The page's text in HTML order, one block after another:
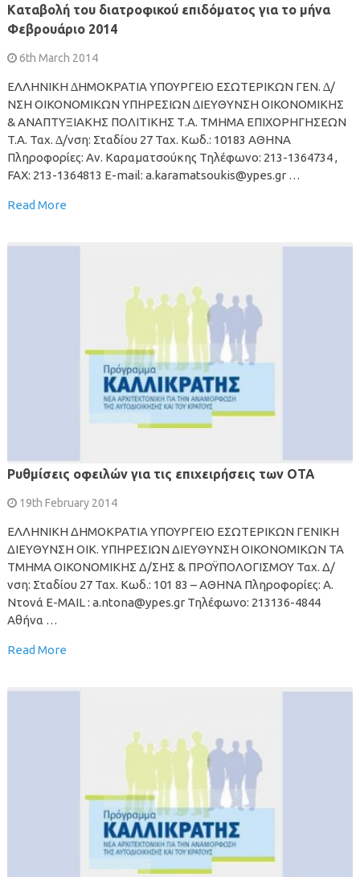
Kαταβολή του διατροφικού επιδόµατος για το µήνα
Φεβρουάριο 2014
6th March 2014
ΕΛΛΗΝΙΚΗ ∆ΗΜΟΚΡΑΤΙΑ ΥΠΟΥΡΓΕΙΟ ΕΣΩΤΕΡΙΚΩΝ ΓΕΝ. ∆/
ΝΣΗ ΟΙΚΟΝΟΜΙΚΩΝ ΥΠΗΡΕΣΙΩΝ ∆ΙΕΥΘΥΝΣΗ ΟΙΚΟΝΟΜΙΚΗΣ
& ΑΝΑΠΤΥΞΙΑΚΗΣ ΠΟΛΙΤΙΚΗΣ Τ.A. ΤΜΗΜΑ ΕΠΙΧΟΡΗΓΗΣΕΩΝ
T.A. Ταχ. ∆/νση: Σταδίου 27 Ταχ. Κωδ.: 10183 ΑΘΗΝΑ
Πληροφορίες: Αν. Καραµατσούκης Τηλέφωνο: 213-1364734 ,
FAX: 213-1364813 E-mail: a.karamatsoukis@ypes.gr …
Read More
Ρυθμίσεις οφειλών για τις επιχειρήσεις των ΟΤΑ
19th February 2014
ΕΛΛΗΝΙΚΗ ΔΗΜΟΚΡΑΤΙΑ ΥΠΟΥΡΓΕΙΟ ΕΣΩΤΕΡΙΚΩΝ ΓΕΝΙΚΗ
ΔΙΕΥΘΥΝΣΗ ΟΙΚ. ΥΠΗΡΕΣΙΩΝ ΔΙΕΥΘΥΝΣΗ ΟΙΚΟΝΟΜΙΚΩΝ ΤΑ
ΤΜΗΜΑ ΟΙΚΟΝΟΜΙΚΗΣ Δ/ΣΗΣ & ΠΡΟΫΠΟΛΟΓΙΣΜΟΥ Ταχ. Δ/
νση: Σταδίου 27 Ταχ. Κωδ.: 101 83 – ΑΘΗΝΑ Πληροφορίες: Α.
Ντονά Ε-MAIL : a.ntona@ypes.gr Τηλέφωνο: 213136-4844
Αθήνα …
Read More